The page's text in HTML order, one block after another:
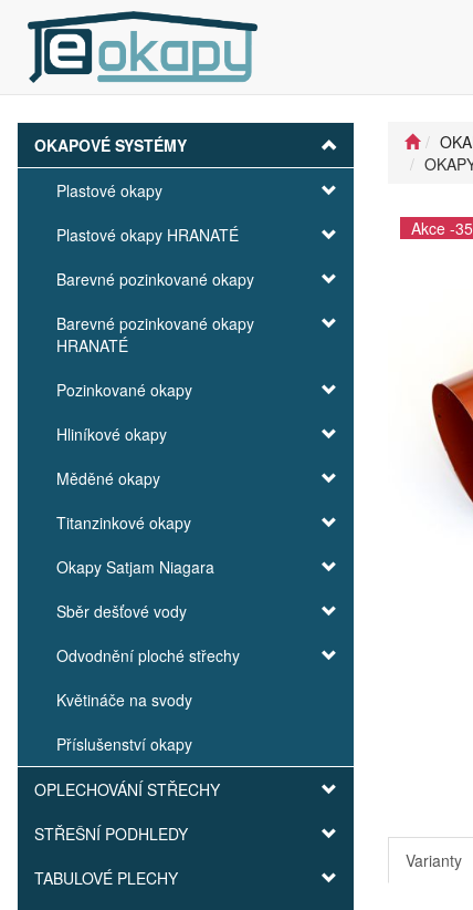
OKAPOVÉ SYSTÉMY
Plastové okapy
Plastové okapy HRANATÉ
Barevné pozinkované okapy
Barevné pozinkované okapy
HRANATÉ
Pozinkované okapy
Hliníkové okapy
Měděné okapy
Titanzinkové okapy
Okapy Satjam Niagara
Sběr dešťové vody
Odvodnění ploché střechy
Květináče na svody
Příslušenství okapy
OPLECHOVÁNÍ STŘECHY
STŘEŠNÍ PODHLEDY
TABULOVÉ PLECHY
Akce -
Varianty